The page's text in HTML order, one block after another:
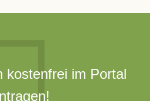
kostenfrei im Portal